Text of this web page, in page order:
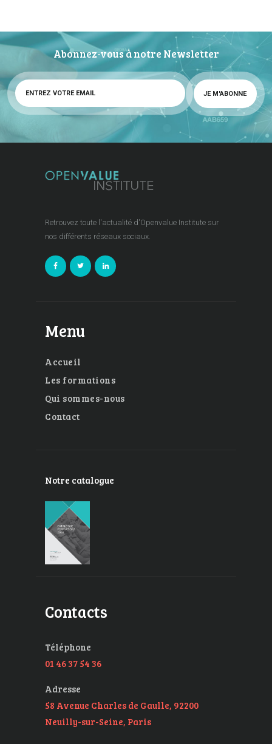
Abonnez-vous à notre Newsletter
Retrouvez toute l'actualité d'Openvalue Institute sur
nos différents réseaux sociaux.
Menu
Accueil
Les formations
Qui sommes-nous
Contact
Notre catalogue
Contacts
Téléphone
01 46 37 54 36
Adresse
58 Avenue Charles de Gaulle, 92200
Neuilly-sur-Seine, Paris